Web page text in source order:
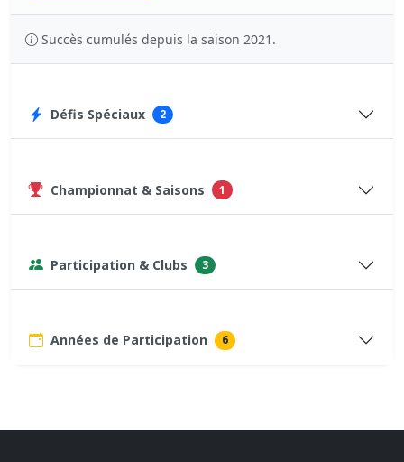
Succès cumulés depuis la saison 2021.
Défis Spéciaux 2
Championnat & Saisons 1
Participation & Clubs 3
Années de Participation 6